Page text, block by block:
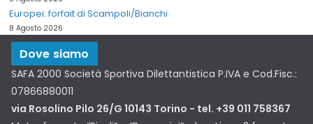
Europei: forfait di Scampoli/Bianchi
8 Agosto 2026
Dove siamo
SAFA 2000 Società Sportiva Dilettantistica P.IVA e Cod.Fisc.:
07866880011
via Rosolino Pilo 26/G 10143 Torino - tel. +39 011 758367